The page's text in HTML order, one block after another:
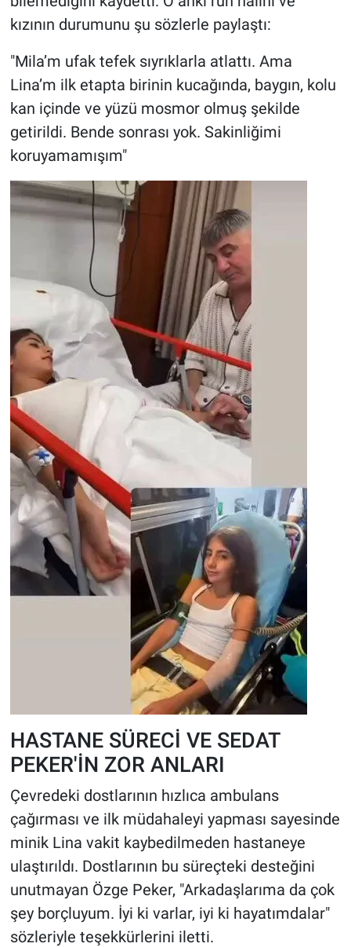
kızının durumunu şu sözlerle paylaştı:
"Mila’m ufak tefek sıyrıklarla atlattı. Ama
Lina’m ilk etapta birinin kucağında, baygın, kolu
kan içinde ve yüzü mosmor olmuş şekilde
getirildi. Bende sonrası yok. Sakinliğimi
koruyamamışım"
HASTANE SÜRECİ VE SEDAT
PEKER'İN ZOR ANLARI
Çevredeki dostlarının hızlıca ambulans
çağırması ve ilk müdahaleyi yapması sayesinde
minik Lina vakit kaybedilmeden hastaneye
ulaştırıldı. Dostlarının bu süreçteki desteğini
unutmayan Özge Peker, "Arkadaşlarıma da çok
şey borçluyum. İyi ki varlar, iyi ki hayatımdalar"
sözleriyle teşekkürlerini iletti.